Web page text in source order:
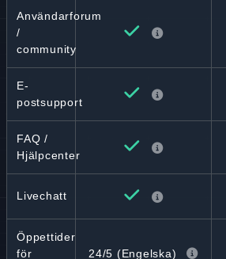
Användarforum
/
community
E-
postsupport
FAQ /
Hjälpcenter
Livechatt
Öppettider
för
24/5 (Engelska)